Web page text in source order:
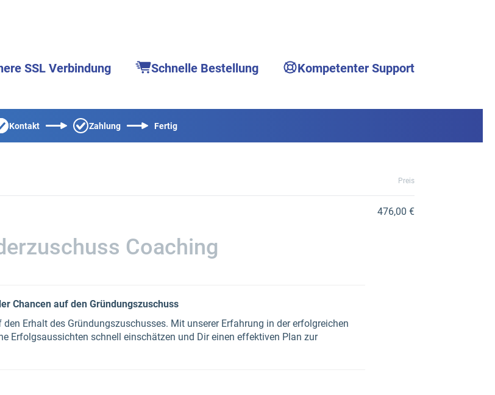
SSL Verbindung Schnelle Bestellung Kompetenter Support
Kontakt Zahlung Fertig
Preis
Coaching
Chancen auf den Gründungszuschuss
Erhalt des Gründungszuschusses. Mit unserer Erfahrung in der erfolgreichen
Erfolgsaussichten schnell einschätzen und Dir einen effektiven Plan zur
476,00 €